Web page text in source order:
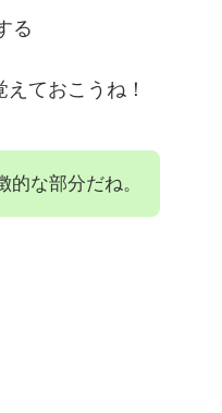
る
ておこうね！
的な部分だね。